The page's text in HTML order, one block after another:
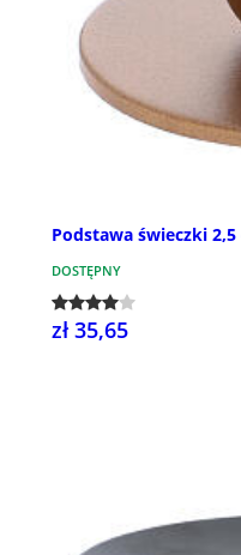
Podstawa świeczki
DOSTĘPNY
zł 35,65